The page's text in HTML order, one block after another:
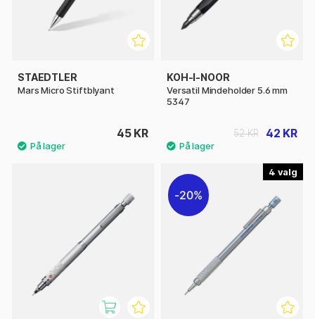
STAEDTLER
Mars Micro Stiftblyant
45 KR
KOH-I-NOOR
Versatil Mindeholder 5.6 mm
5347
42 KR
52 KR
4
20%